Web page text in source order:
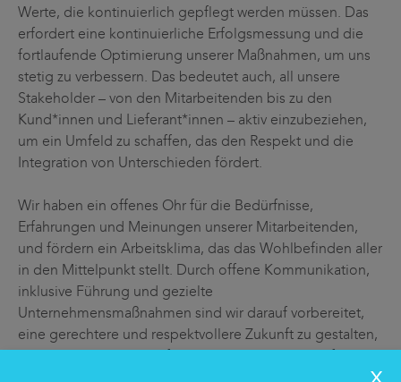
Werte, die kontinuierlich gepflegt werden müssen. Das
erfordert eine kontinuierliche Erfolgsmessung und die
fortlaufende Optimierung unserer Maßnahmen, um uns
stetig zu verbessern. Das bedeutet auch, all unsere
Stakeholder – von den Mitarbeitenden bis zu den
Kund*innen und Lieferant*innen – aktiv einzubeziehen,
um ein Umfeld zu schaffen, das den Respekt und die
Integration von Unterschieden fördert.
Wir haben ein offenes Ohr für die Bedürfnisse,
Erfahrungen und Meinungen unserer Mitarbeitenden,
und fördern ein Arbeitsklima, das das Wohlbefinden aller
in den Mittelpunkt stellt. Durch offene Kommunikation,
inklusive Führung und gezielte
Unternehmensmaßnahmen sind wir darauf vorbereitet,
eine gerechtere und respektvollere Zukunft zu gestalten,
in der alle ihr Potenzial frei und wertgeschätzt entfalten